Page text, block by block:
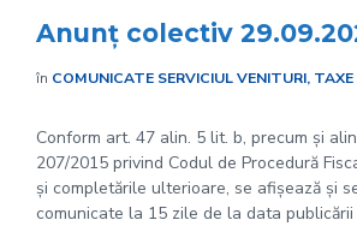
Anunț colectiv
în COMUNICATE SERVICIUL VENITURI,
Conform art. 47 alin. 5 lit. b, precum și
207/2015 privind Codul de Procedură
și completările ulterioare, se afișează și
comunicate la 15 zile de la data